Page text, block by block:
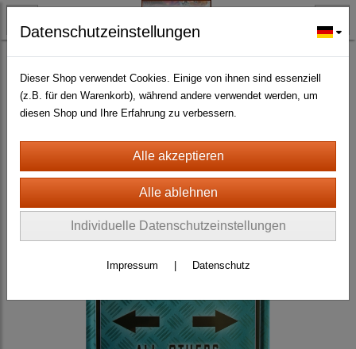
BLECH- + HOLZSCHILDER-MAGNETE
BLECHSCHILDER CA. 20 X 30 CM
Autos(717)
Datenschutzeinstellungen
Dieser Shop verwendet Cookies. Einige von ihnen sind essenziell
(z.B. für den Warenkorb), während andere verwendet werden, um
diesen Shop und Ihre Erfahrung zu verbessern.
Individuelle Datenschutzeinstellungen
Impressum Datenschutz